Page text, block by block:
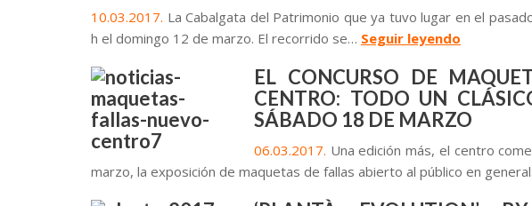
10.03.2017. La Cabalgata del Patrimonio que ya tuvo lugar en el
h el domingo 12 de marzo. El recorrido se… Seguir leyendo
EL CONCURSO DE
CENTRO: TODO UN
SÁBADO 18 DE MARZO
06.03.2017. Una edición más, el centro
marzo, la exposición de maquetas de fallas abierto al público en